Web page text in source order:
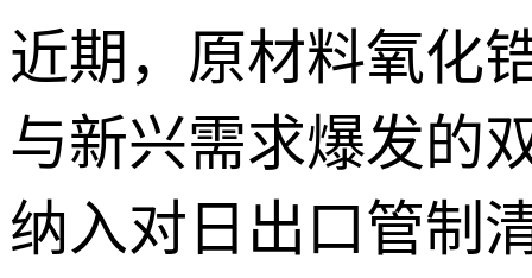
近期，原材料氧化
与新兴需求爆发的
纳入对日出口管制